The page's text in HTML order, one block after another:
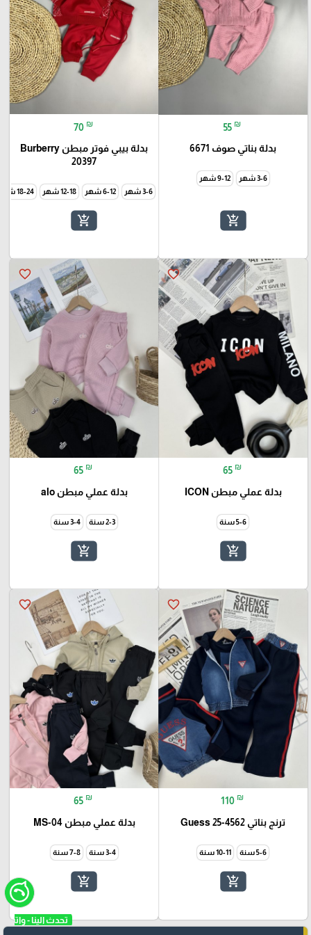
55 ₪
بدلة بناتي صوف 6671
3-6 شهر 9-12 شهر
add_shopping_cart
70 ₪
بدلة بيبي فوتر مبطن Burberry
20397
3-6 شهر 6-12 شهر 12-18 شهر 18-24 شهر
add_shopping_cart
favorite_border
65 ₪
بدلة عملي مبطن ICON
5-6 سنة
add_shopping_cart
favorite_border
65 ₪
بدلة عملي مبطن alo
2-3 سنة 3-4 سنة
add_shopping_cart
favorite_border
110 ₪
ترنج بناتي Guess 25-4562
5-6 سنة 10-11 سنة
add_shopping_cart
favorite_border
65 ₪
بدلة عملي مبطن MS-04
3-4 سنة 7-8 سنة
add_shopping_cart